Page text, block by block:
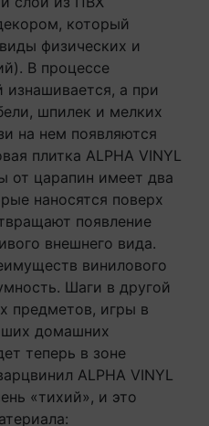
который
физических и
В процессе
изнашивается, а при
шпилек и мелких
на нем появляются
плитка ALPHA VINYL
от царапин имеет два
наносятся поверх
появление
внешнего вида.
винилового
Шаги в другой
предметов, игры в
домашних
теперь в зоне
ALPHA VINYL
«тихий», и это